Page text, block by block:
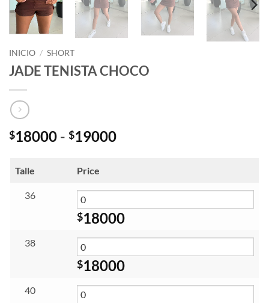
INICIO / SHORT
JADE TENISTA CHOCO
$18000 - $19000Rango
$18000
hasta
$19000
Talle Price
36
$18000
38
$18000
40